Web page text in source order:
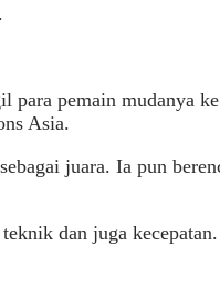
para pemain mudanya
Asia.
juara. Ia pun
dan juga